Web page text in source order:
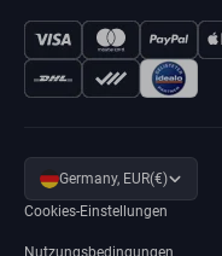
Germany, EUR(€)
Cookies-Einstellungen
Nutzungsbedingungen